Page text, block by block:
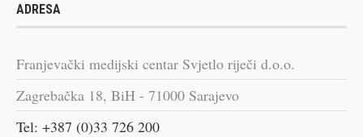
ADRESA
Franjevački medijski centar Svjetlo riječi d.o.o.
Zagrebačka 18, BiH - 71000 Sarajevo
Tel: +387 (0)33 726 200